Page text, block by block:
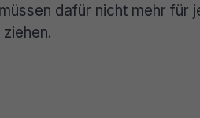
dafür nicht mehr für